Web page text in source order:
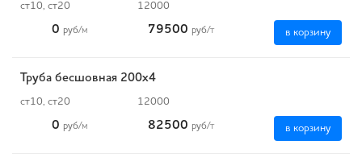
ст10, ст20 12000
0 руб/м 79500 руб/т в корзину
Труба бесшовная 200х4
ст10, ст20 12000
0 руб/м 82500 руб/т в корзину